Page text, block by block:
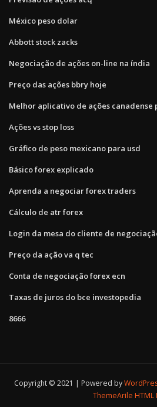
México peso dolar
Abbott stock zacks
Negociação de ações on-line na índia
Preço das ações bbry hoje
Melhor aplicativo de ações canadense
Ações vs stop loss
Gráfico de peso mexicano para usd
Básico forex explicado
Aprenda a negociar forex traders
Cálculo de atr forex
Login da mesa do cliente de
Preço da ação va q tec
Conta de negociação forex ecn
Taxas de juros do bce investopedia
8666
Copyright © 2021 | Powered by
ThemeArile HTML